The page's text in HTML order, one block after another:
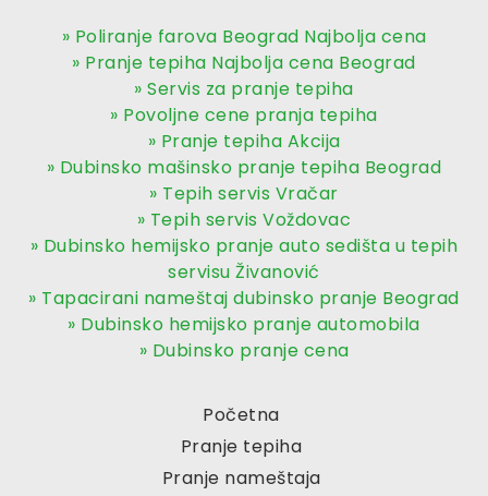
» Poliranje farova Beograd Najbolja cena
» Pranje tepiha Najbolja cena Beograd
» Servis za pranje tepiha
» Povoljne cene pranja tepiha
» Pranje tepiha Akcija
» Dubinsko mašinsko pranje tepiha Beograd
» Tepih servis Vračar
» Tepih servis Voždovac
» Dubinsko hemijsko pranje auto sedišta u tepih
servisu Živanović
» Tapacirani nameštaj dubinsko pranje Beograd
» Dubinsko hemijsko pranje automobila
» Dubinsko pranje cena
Početna
Pranje tepiha
Pranje nameštaja